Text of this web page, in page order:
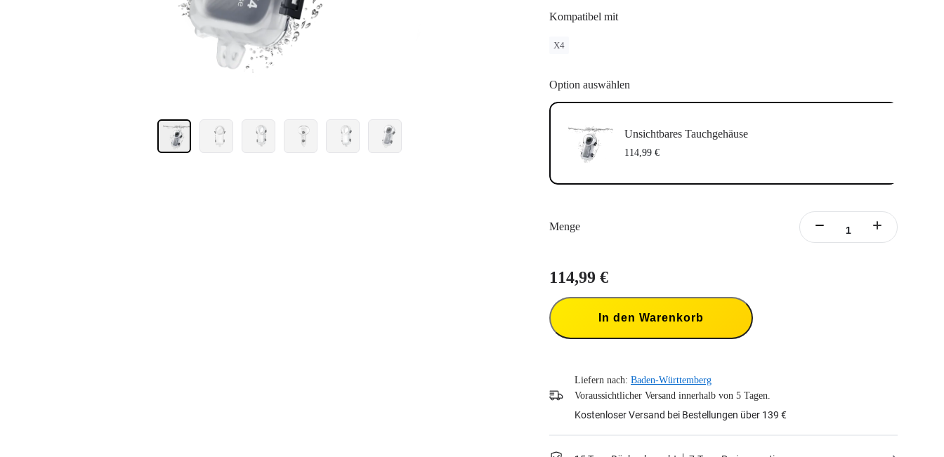
Kompatibel mit
X4
Option auswählen
Unsichtbares Tauchgehäuse
114,99 €
Menge
114,99 €
In den Warenkorb
Liefern nach: Baden-Württemberg
Voraussichtlicher Versand innerhalb von 5 Tagen.
Kostenloser Versand bei Bestellungen über 139 €